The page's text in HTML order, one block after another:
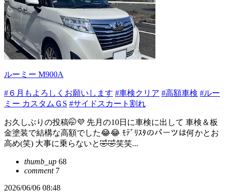
ルーミー M900A
#６月もよろしくお願いします #車検クリア #高額車検 #ルー
ミー カスタムＧS #サイドスカート割れ
お久しぶりの投稿🤭💜 先月の10日に車検に出して 車検＆板
金塗装で結構な高額でした😂😂 ﾓﾃﾞﾘｽﾀのパーツは何かとお
高め(笑) 大事に乗らないと🤣🤣笑笑...
thumb_up 68
comment7
2026/06/06 08:48